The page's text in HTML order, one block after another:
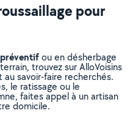
pour
ou en désherbage
trouvez sur AlloVoisins
savoir-faire recherchés.
le ratissage ou le
faites appel à un artisan
domicile.